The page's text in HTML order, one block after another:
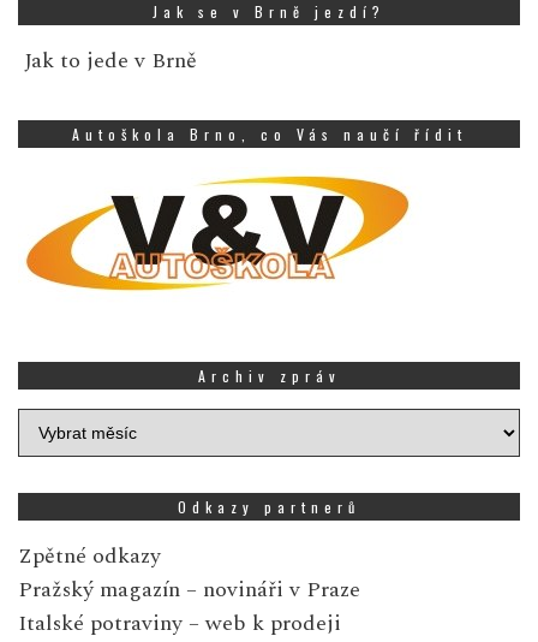
Jak se v Brně jezdí?
Jak to jede v Brně
Autoškola Brno, co Vás naučí řídit
Archiv zpráv
Archiv
zpráv
Odkazy partnerů
Zpětné odkazy
Pražský magazín – novináři v Praze
Italské potraviny – web k prodeji